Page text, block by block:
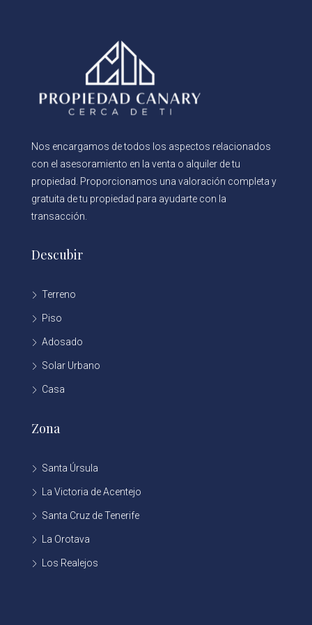
Nos encargamos de todos los aspectos relacionados
con el asesoramiento en la venta o alquiler de tu
propiedad. Proporcionamos una valoración completa y
gratuita de tu propiedad para ayudarte con la
transacción.
Descubir
Terreno
Piso
Adosado
Solar Urbano
Casa
Zona
Santa Úrsula
La Victoria de Acentejo
Santa Cruz de Tenerife
La Orotava
Los Realejos